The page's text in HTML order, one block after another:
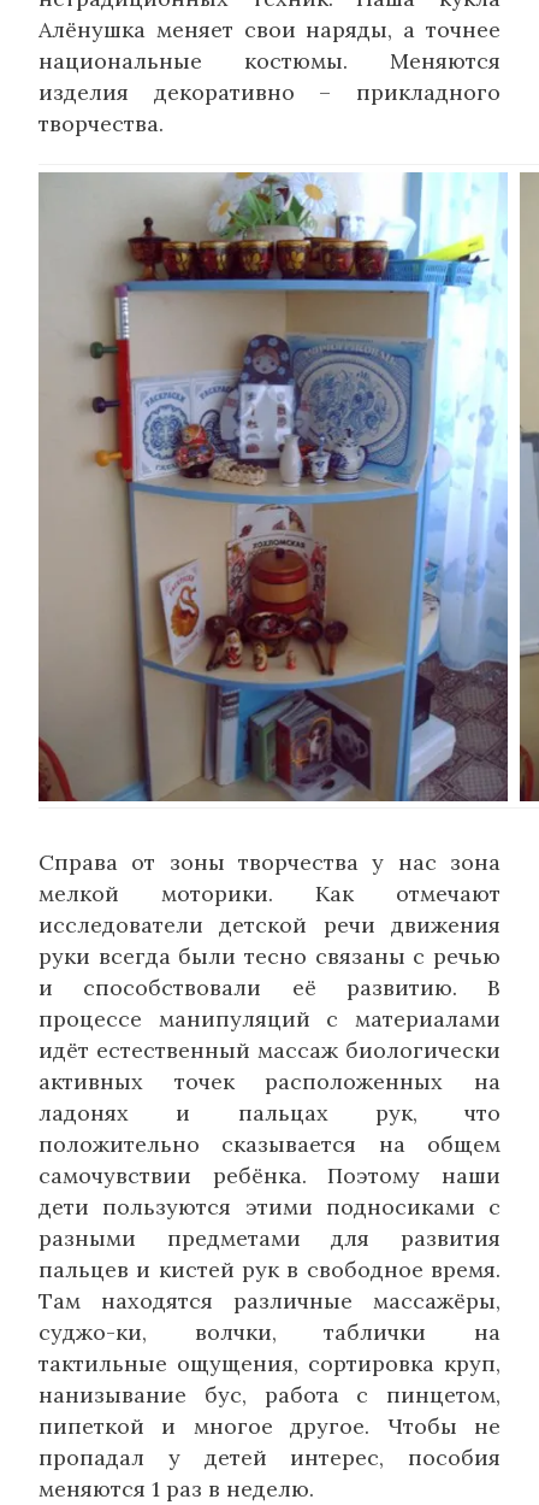
Алёнушка меняет свои наряды, а точнее
национальные костюмы. Меняются
изделия декоративно – прикладного
творчества.
Справа от зоны творчества у нас зона
мелкой моторики. Как отмечают
исследователи детской речи движения
руки всегда были тесно связаны с речью
и способствовали её развитию. В
процессе манипуляций с материалами
идёт естественный массаж биологически
активных точек расположенных на
ладонях и пальцах рук, что
положительно сказывается на общем
самочувствии ребёнка. Поэтому наши
дети пользуются этими подносиками с
разными предметами для развития
пальцев и кистей рук в свободное время.
Там находятся различные массажёры,
суджо-ки, волчки, таблички на
тактильные ощущения, сортировка круп,
нанизывание бус, работа с пинцетом,
пипеткой и многое другое. Чтобы не
пропадал у детей интерес, пособия
меняются 1 раз в неделю.